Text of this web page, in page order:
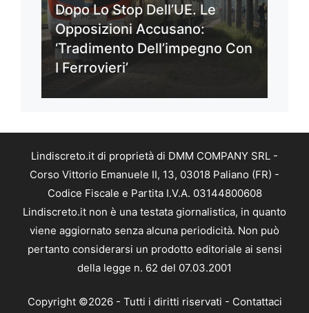
Dopo Lo Stop Dell’UE. Le
Opposizioni Accusano:
‘Tradimento Dell’impegno Con
I Ferrovieri’
Lindiscreto.it di proprietà di DMM COMPANY SRL -
Corso Vittorio Emanuele II, 13, 03018 Paliano (FR) -
Codice Fiscale e Partita I.V.A. 03144800608
Lindiscreto.it non è una testata giornalistica, in quanto
viene aggiornato senza alcuna periodicità. Non può
pertanto considerarsi un prodotto editoriale ai sensi
della legge n. 62 del 07.03.2001
Copyright ©2026 - Tutti i diritti riservati - Contattaci